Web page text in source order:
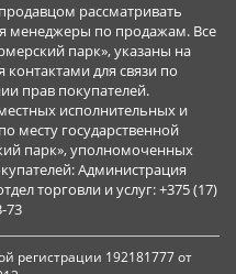
рассматривать
менеджеры по продажам. Все
парк», указаны на
контактами для связи по
прав покупателей.
исполнительных и
месту государственной
парк», уполномоченных
Администрация
торговли и услуг: +375 (17)
73
регистрации 192181777 от